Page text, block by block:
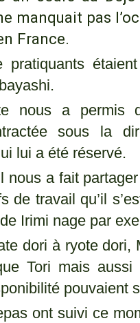
manquait pas
France.
pratiquants
nous a permis
sous la
lui a été réservé.
nous a fait
de travail qu’il
Irimi nage par
dori à ryote
Tori mais
pouvaient
ont suivi ce